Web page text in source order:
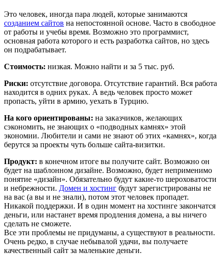
Это человек, иногда пара людей, которые занимаются
созданием сайтов на непостоянной основе. Часто в свободное
от работы и учебы время. Возможно это программист,
основная работа которого и есть разработка сайтов, но здесь
он подрабатывает.
Стоимость: низкая. Можно найти и за 5 тыс. руб.
Риски: отсутствие договора. Отсутствие гарантий. Вся работа
находится в одних руках. А ведь человек просто может
пропасть, уйти в армию, уехать в Турцию.
На кого ориентированы: на заказчиков, желающих
сэкономить, не знающих о «подводных камнях» этой
экономии. Любители и сами не знают об этих «камнях», когда
берутся за проекты чуть больше сайта-визитки.
Продукт: в конечном итоге вы получите сайт. Возможно он
будет на шаблонном дизайне. Возможно, будет неприменимо
понятие «дизайн». Обязательно будут какие-то шероховатости
и небрежности. Домен и хостинг будут зарегистрированы не
на вас (а вы и не знали), потом этот человек пропадет.
Никакой поддержки. И в один момент на хостинге закончатся
деньги, или настанет время продления домена, а вы ничего
сделать не сможете.
Все эти проблемы не придуманы, а существуют в реальности.
Очень редко, в случае небывалой удачи, вы получаете
качественный сайт за маленькие деньги.